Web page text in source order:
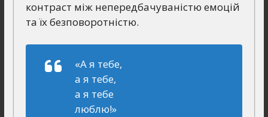
контраст між непередбачуваністю емоцій
та їх безповоротністю.
«А я тебе,
а я тебе,
а я тебе
люблю!»